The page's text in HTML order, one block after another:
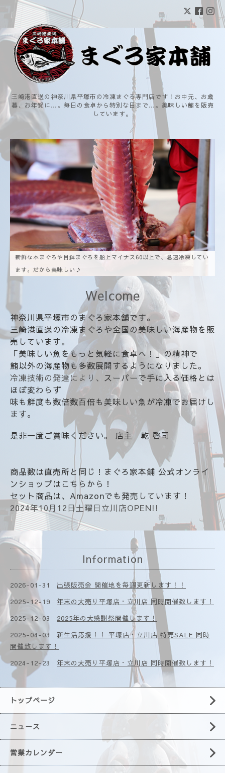
三崎港直送の神奈川県平塚市の冷凍まぐろ専門店です！お中元、お歳
暮、お年賀に…。毎日の食卓から特別な日まで…。美味しい鮪を販売
しています。
新鮮な本まぐろや目鉢まぐろを船上マイナス60以上で、急速冷凍してい
ます。だから美味しい♪
Welcome
神奈川県平塚市のまぐろ家本舗です。
三崎港直送の冷凍まぐろや全国の美味しい海産物を販
売しています。
「美味しい魚をもっと気軽に食卓へ！」の精神で
鮪以外の海産物も多数展開するようになりました。
冷凍技術の発達により、 スーパーで手に入る価格とは
ほぼ変わらず
味も鮮度も数倍数百倍も美味しい魚が冷凍でお届けし
ます。
是非一度ご賞味ください。 店主 乾 啓司
商品数は直売所と同じ！ まぐろ家本舗 公式オンライ
ンショップはこちらから！
セット商品は、 Amazonでも発売しています！
2024年10月12日土曜日立川店OPEN!!
Information
2026-01-31
出張販売会 開催地を毎週更新します！！
2025-12-19
年末の大売り平塚店・立川店 同時開催致します！
2025-12-03
2025年の大感謝祭開催します！
2025-04-03
新生活応援！！ 平塚店・立川店 特売SALE 同時
開催致します！
2024-12-23
年末の大売り平塚店・立川店 同時開催致します！
トップページ
ニュース
営業カレンダー